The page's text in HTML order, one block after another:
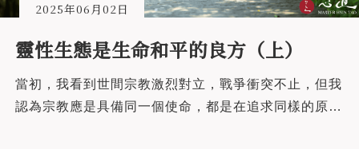
2025年06月02日
靈性生態是生命和平的良方（上）
當初，我看到世間宗教激烈對立，戰爭衝突不止，但我
認為宗教應是具備同一個使命，都是在追求同樣的原靈